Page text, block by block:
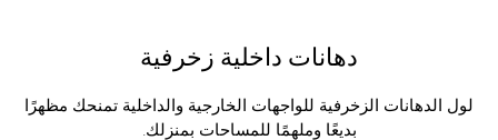
دهانات داخلية زخرفية
لول الدهانات الزخرفية للواجهات الخارجية والداخلية تمنحك مظهرًا
بديعًا وملهمًا للمساحات بمنزلك.